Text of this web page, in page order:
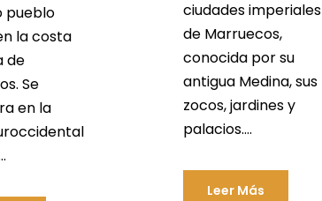
pueblo
la costa
de
Se
en la
ciudades imperiales
de Marruecos,
conocida por su
antigua Medina, sus
zocos, jardines y
palacios....
Leer Más